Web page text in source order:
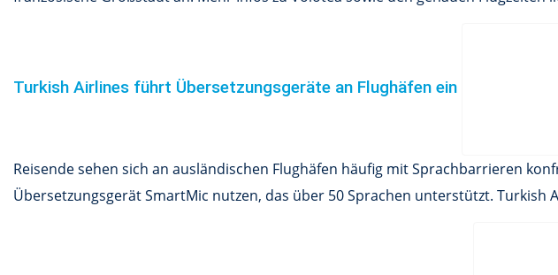
Turkish Airlines führt Übersetzungsgeräte an Flughäfen ein
Reisende sehen sich an ausländischen Flughäfen häufig mit Sprachbarrieren
Übersetzungsgerät SmartMic nutzen, das über 50 Sprachen unterstützt.